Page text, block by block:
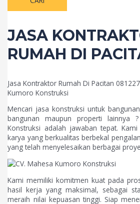
JASA
RUMAH DI
Jasa Kontraktor Rumah Di Pacitan
Kumoro Konstruksi
Mencari jasa konstruksi untuk
bangunan maupun properti lainnya
Konstruksi adalah jawaban tepat.
karya yang berkualitas berbekal
yang telah menyelesaikan berbagai
Kami memiliki komitmen kuat pada
hasil kerja yang maksimal, sebagai
meraih nilai kepuasan tinggi. Siap